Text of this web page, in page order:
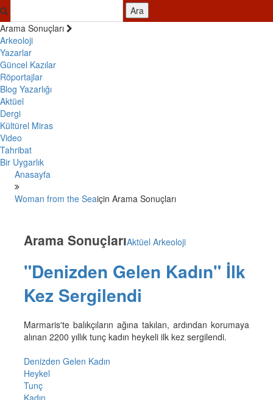
Ara
Arama Sonuçları
Arkeoloji
Yazarlar
Güncel Kazılar
Röportajlar
Blog Yazarlığı
Aktüel
Dergi
Kültürel Miras
Video
Tahribat
Bir Uygarlık
Anasayfa
Woman from the Seaiçin Arama Sonuçları
Arama SonuçlarıAktüel Arkeoloji
"Denizden Gelen Kadın" İlk
Kez Sergilendi
Marmaris'te balıkçıların ağına takılan, ardından korumaya
alınan 2200 yıllık tunç kadın heykeli ilk kez sergilendi.
Denizden Gelen Kadın
Heykel
Tunç
Kadın